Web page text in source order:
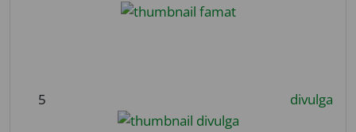
5 divulga